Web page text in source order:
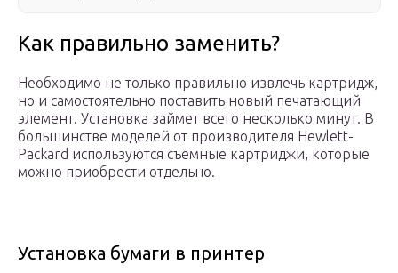
Как правильно заменить?
Необходимо не только правильно извлечь картридж,
но и самостоятельно поставить новый печатающий
элемент. Установка займет всего несколько минут. В
большинстве моделей от производителя Hewlett-
Packard используются съемные картриджи, которые
можно приобрести отдельно.
Установка бумаги в принтер